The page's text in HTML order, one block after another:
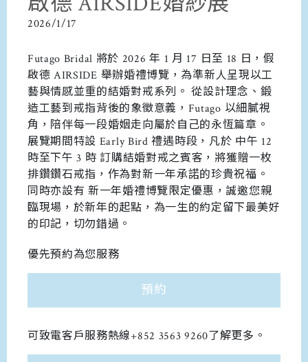
2026/1/17
Futago Bridal 將於 2026 年 1 月 17 日至 18 日，假
啟德 AIRSIDE 舉辦婚禮博覽，為準新人呈現以工
藝與情感並重的結婚對戒系列。 從設計理念、鍛
造工藝到戒指背後的象徵意義，Futago 以細膩視
角，陪伴每一段婚姻走向屬於自己的永恆篇章。
展覽期間特設 Early Bird 禮遇時段，凡於 中午 12
時至下午 3 時 訂購結婚對戒之賓客，將獲贈一枚
排鑽鑽石戒指，作為對新一年承諾的珍貴祝福。
同時亦設有 新一年婚禮博覽限定優惠，誠邀您親
臨現場，於新年的起點，為一生的約定留下最美好
的印記，切勿錯過。
優先預約為您服務
預約
可致電客戶服務熱線+852 3563 9260了解更多。